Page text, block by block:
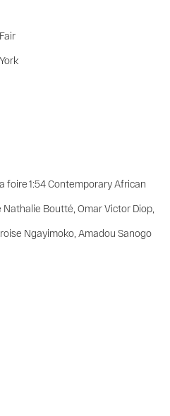
foire 1:54 Contemporary African
Boutté, Omar Victor Diop,
Ngayimoko, Amadou Sanogo